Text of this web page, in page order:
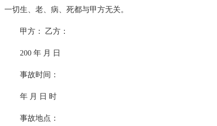
一切生、老、病、死都与甲方无关。
甲方： 乙方：
200 年 月 日
事故时间：
年 月 日 时
事故地点：